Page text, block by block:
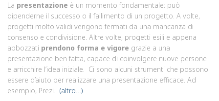
La presentazione è un momento fondamentale: può
dipenderne il successo o il fallimento di un progetto. A volte,
progetti molto validi vengono fermati da una mancanza di
consenso e condivisione. Altre volte, progetti esili e appena
abbozzati prendono forma e vigore grazie a una
presentazione ben fatta, capace di coinvolgere nuove persone
e arricchire l’idea iniziale. Ci sono alcuni strumenti che possono
essere d’aiuto per realizzare una presentazione efficace. Ad
esempio, Prezi. (altro…)